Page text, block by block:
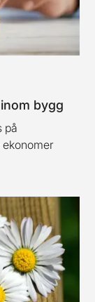
bygg
på